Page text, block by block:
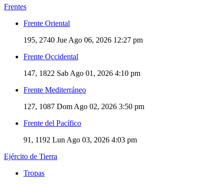
Frentes
Frente Oriental
195, 2740 Jue Ago 06, 2026 12:27 pm
Frente Occidental
147, 1822 Sab Ago 01, 2026 4:10 pm
Frente Mediterráneo
127, 1087 Dom Ago 02, 2026 3:50 pm
Frente del Pacífico
91, 1192 Lun Ago 03, 2026 4:03 pm
Ejército de Tierra
Tropas